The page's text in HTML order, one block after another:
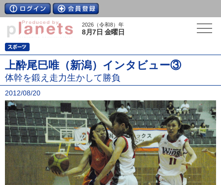
2026（令和8）年
8月7日 金曜日
上酔尾巳唯（新潟）インタビュー③
体幹を鍛え走力生かして勝負
2012/08/20